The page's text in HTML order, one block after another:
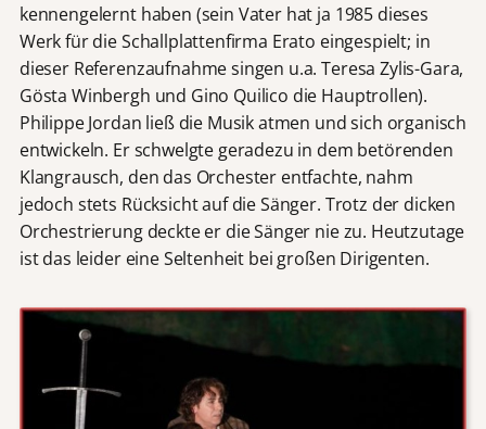
kennengelernt haben (sein Vater hat ja 1985 dieses
Werk für die Schallplattenfirma Erato eingespielt; in
dieser Referenzaufnahme singen u.a. Teresa Zylis-Gara,
Gösta Winbergh und Gino Quilico die Hauptrollen).
Philippe Jordan ließ die Musik atmen und sich organisch
entwickeln. Er schwelgte geradezu in dem betörenden
Klangrausch, den das Orchester entfachte, nahm
jedoch stets Rücksicht auf die Sänger. Trotz der dicken
Orchestrierung deckte er die Sänger nie zu. Heutzutage
ist das leider eine Seltenheit bei großen Dirigenten.